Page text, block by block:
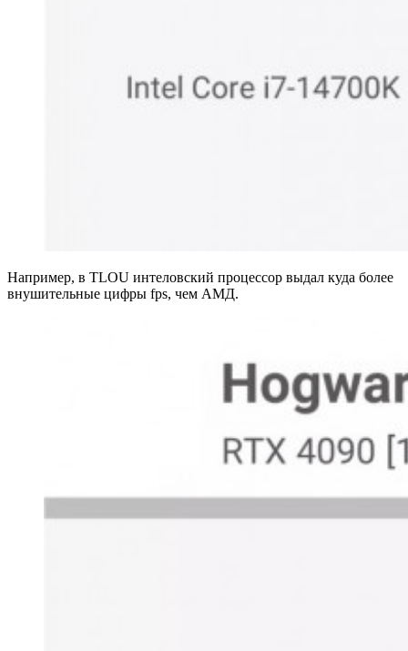
Например, в TLOU интеловский процессор выдал куда более
внушительные цифры fps, чем АМД.